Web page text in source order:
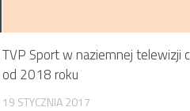
TVP Sport w naziemnej telewizji
od 2018 roku
19 STYCZNIA 2017